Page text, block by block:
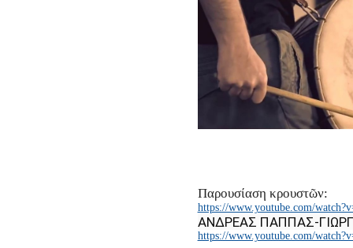
Παρουσίαση κρουστῶν:
https://www.youtube.com/
ΑΝΔΡΕΑΣ ΠΑΠΠΑΣ-
https://www.youtube.com/